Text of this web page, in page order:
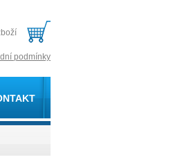
podmínky